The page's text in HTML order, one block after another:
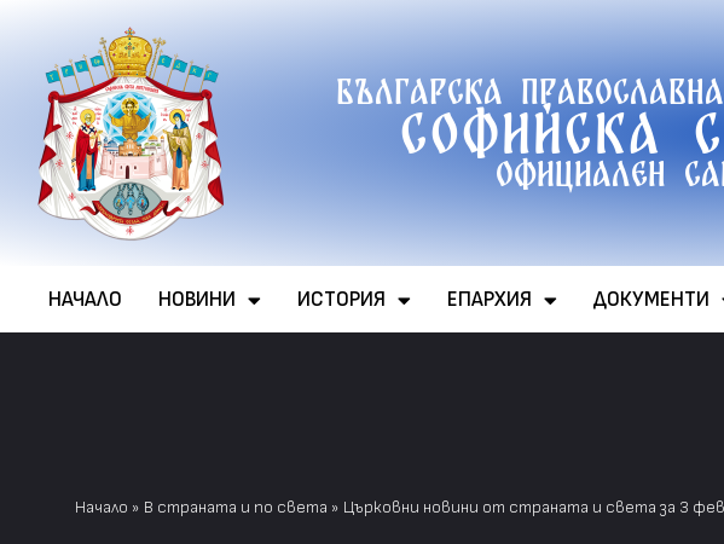
Продължете
към
съдържанието
Българска
Софийска
Официален
НАЧАЛО НОВИНИ ИСТОРИЯ ЕПАРХИЯ ДОКУМЕНТИ
Начало » В страната и по света » Църковни новини от страната и света за 3